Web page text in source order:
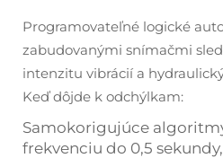
Programovateľné logické
zabudovanými snímačmi
intenzitu vibrácií a
Keď dôjde k odchýlkam:
Samokorigujúce
frekvenciu do 0,5